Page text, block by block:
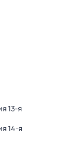
13-я
14-я